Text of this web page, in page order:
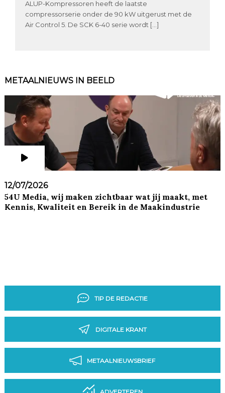
ALUP-Kompressoren heeft de laatste
compressorserie onder de 90 kW uitgerust met de
Air Control 5. De SCK 6-40 serie wordt […]
METAALNIEUWS IN BEELD
12/07/2026
54U Media, wij maken zichtbaar wat jij maakt, met
Kennis, Kwaliteit en Bereik in de Maakindustrie
TIP DE REDACTIE
DIGITALE KRANT
METAALNIEUWSBRIEF